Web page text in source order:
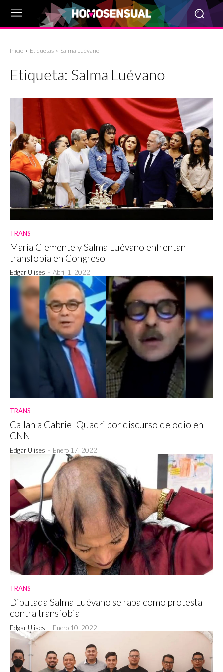
Inicio Etiquetas Salma Luévano
Etiqueta: Salma Luévano
TRANS
María Clemente y Salma Luévano enfrentan
transfobia en Congreso
Edgar Ulises - Abril 1, 2022
TRANS
Callan a Gabriel Quadri por discurso de odio en
CNN
Edgar Ulises - Enero 17, 2022
TRANS
Diputada Salma Luévano se rapa como protesta
contra transfobia
Edgar Ulises - Enero 10, 2022